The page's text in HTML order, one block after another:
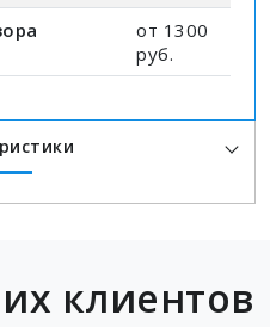
от 1300
руб.
клиентов